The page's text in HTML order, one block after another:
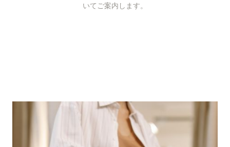
いてご案内します。